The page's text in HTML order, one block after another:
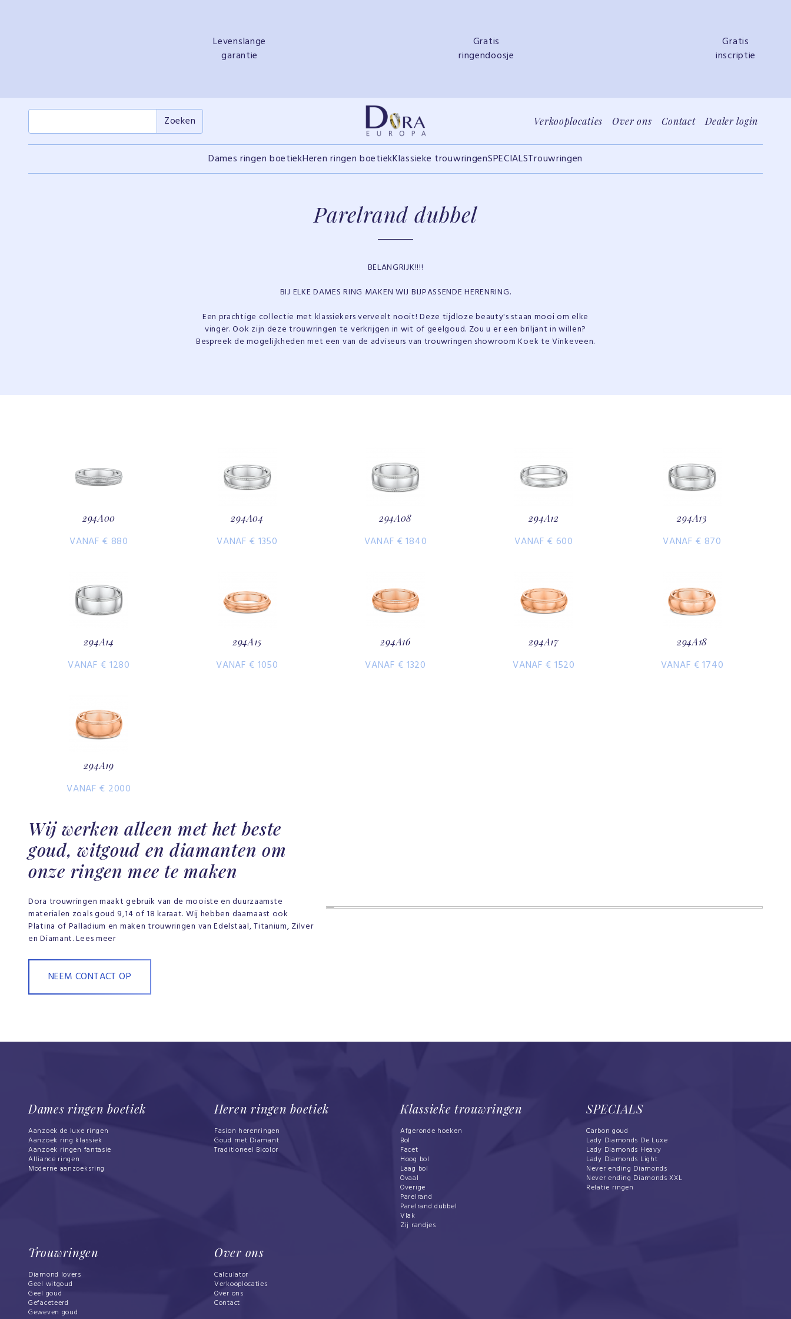
Levenslange
garantie
Gratis
ringendoosje
Gratis
inscriptie
Verkooplocaties Over ons Contact Dealer login
Dames ringen boetiekHeren ringen boetiekKlassieke trouwringenSPECIALSTrouwringen
Parelrand dubbel
BELANGRIJK!!!!
BIJ ELKE DAMES RING MAKEN WIJ BIJPASSENDE HERENRING.
Een prachtige collectie met klassiekers verveelt nooit! Deze tijdloze beauty's staan mooi om elke
vinger. Ook zijn deze trouwringen te verkrijgen in wit of geelgoud. Zou u er een briljant in willen?
Bespreek de mogelijkheden met een van de adviseurs van trouwringen showroom Koek te Vinkeveen.
294A00
VANAF € 880
294A04
VANAF € 1350
294A08
VANAF € 1840
294A12
VANAF € 600
294A13
VANAF € 870
294A14
VANAF € 1280
294A15
VANAF € 1050
294A16
VANAF € 1320
294A17
VANAF € 1520
294A18
VANAF € 1740
294A19
VANAF € 2000
Wij werken alleen met het beste
goud, witgoud en diamanten om
onze ringen mee te maken
Dora trouwringen maakt gebruik van de mooiste en duurzaamste
materialen zoals goud 9,14 of 18 karaat. Wij hebben daarnaast ook
Platina of Palladium en maken trouwringen van Edelstaal, Titanium, Zilver
en Diamant. Lees meer
NEEM CONTACT OP
Dames ringen boetiek
Aanzoek de luxe ringen
Aanzoek ring klassiek
Aanzoek ringen fantasie
Alliance ringen
Moderne aanzoeksring
Heren ringen boetiek
Fasion herenringen
Goud met Diamant
Traditioneel Bicolor
Klassieke trouwringen
Afgeronde hoeken
Bol
Facet
Hoog bol
Laag bol
Ovaal
Overige
Parelrand
Parelrand dubbel
Vlak
Zij randjes
SPECIALS
Carbon goud
Lady Diamonds De Luxe
Lady Diamonds Heavy
Lady Diamonds Light
Never ending Diamonds
Never ending Diamonds XXL
Relatie ringen
Trouwringen
Diamond lovers
Geel witgoud
Geel goud
Gefaceteerd
Geweven goud
Over ons
Calculator
Verkooplocaties
Over ons
Contact